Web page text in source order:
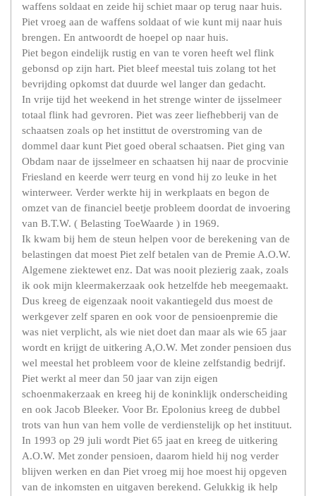
waffens soldaat en zeide hij schiet maar op terug naar huis.
Piet vroeg aan de waffens soldaat of wie kunt mij naar huis
brengen. En antwoordt de hoepel op naar huis.
Piet begon eindelijk rustig en van te voren heeft wel flink
gebonsd op zijn hart. Piet bleef meestal tuis zolang tot het
bevrijding opkomst dat duurde wel langer dan gedacht.
In vrije tijd het weekend in het strenge winter de ijsselmeer
totaal flink had gevroren. Piet was zeer liefhebberij van de
schaatsen zoals op het instittut de overstroming van de
dommel daar kunt Piet goed oberal schaatsen. Piet ging van
Obdam naar de ijsselmeer en schaatsen hij naar de procvinie
Friesland en keerde werr teurg en vond hij zo leuke in het
winterweer. Verder werkte hij in werkplaats en begon de
omzet van de financiel beetje probleem doordat de invoering
van B.T.W. ( Belasting ToeWaarde ) in 1969.
Ik kwam bij hem de steun helpen voor de berekening van de
belastingen dat moest Piet zelf betalen van de Premie A.O.W.
Algemene ziektewet enz. Dat was nooit plezierig zaak, zoals
ik ook mijn kleermakerzaak ook hetzelfde heb meegemaakt.
Dus kreeg de eigenzaak nooit vakantiegeld dus moest de
werkgever zelf sparen en ook voor de pensioenpremie die
was niet verplicht, als wie niet doet dan maar als wie 65 jaar
wordt en krijgt de uitkering A,O.W. Met zonder pensioen dus
wel meestal het probleem voor de kleine zelfstandig bedrijf.
Piet werkt al meer dan 50 jaar van zijn eigen
schoenmakerzaak en kreeg hij de koninklijk onderscheiding
en ook Jacob Bleeker. Voor Br. Epolonius kreeg de dubbel
trots van hun van hem volle de verdienstelijk op het instituut.
In 1993 op 29 juli wordt Piet 65 jaat en kreeg de uitkering
A.O.W. Met zonder pensioen, daarom hield hij nog verder
blijven werken en dan Piet vroeg mij hoe moest hij opgeven
van de inkomsten en uitgaven berekend. Gelukkig ik help